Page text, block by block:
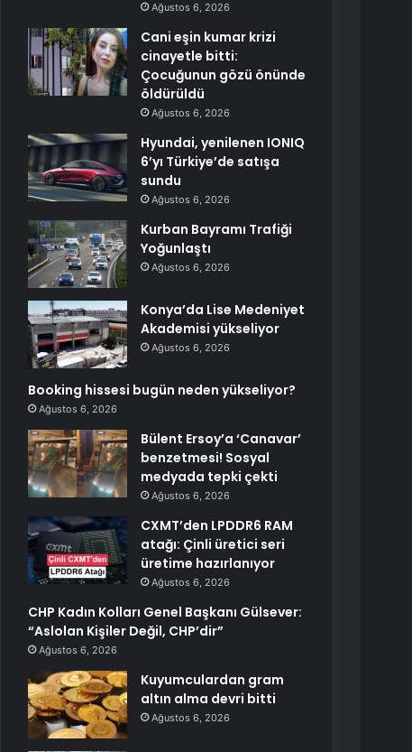
Ağustos 6, 2026
Cani eşin kumar krizi
cinayetle bitti:
Çocuğunun gözü önünde
öldürüldü
Ağustos 6, 2026
Hyundai, yenilenen IONIQ
6’yı Türkiye’de satışa
sundu
Ağustos 6, 2026
Kurban Bayramı Trafiği
Yoğunlaştı
Ağustos 6, 2026
Konya’da Lise Medeniyet
Akademisi yükseliyor
Ağustos 6, 2026
Booking hissesi bugün neden yükseliyor?
Ağustos 6, 2026
Bülent Ersoy’a ‘Canavar’
benzetmesi! Sosyal
medyada tepki çekti
Ağustos 6, 2026
CXMT’den LPDDR6 RAM
atağı: Çinli üretici seri
üretime hazırlanıyor
Ağustos 6, 2026
CHP Kadın Kolları Genel Başkanı Gülsever:
“Aslolan Kişiler Değil, CHP’dir”
Ağustos 6, 2026
Kuyumculardan gram
altın alma devri bitti
Ağustos 6, 2026